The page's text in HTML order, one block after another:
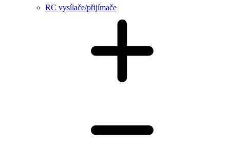
RC vysílače/přijímače